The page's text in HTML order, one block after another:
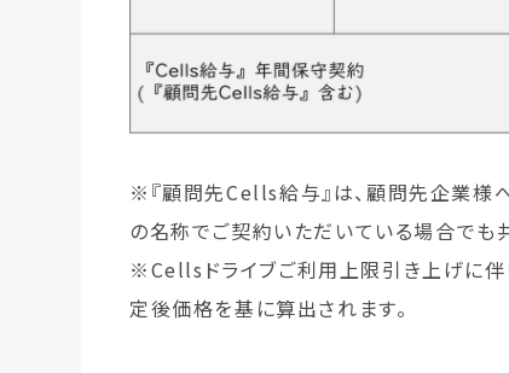
※『顧問先Cells給与』は、顧問先企業様
の名称でご契約いただいている場合でも
※Cellsドライブご利用上限引き上げに伴
定後価格を基に算出されます。